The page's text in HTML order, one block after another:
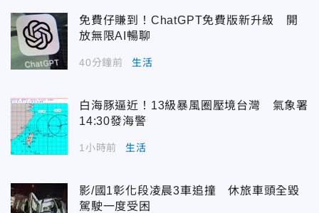
免費仔賺到！ChatGPT免費版新升級 開
放無限AI暢聊
40分鐘前 生活
白海豚逼近！13級暴風圈壓境台灣 氣象署
14:30發海警
1小時前 生活
影/國1彰化段凌晨3車追撞 休旅車頭全毀
駕駛一度受困